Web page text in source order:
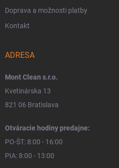
Doprava a možnosti platby
Kontakt
ADRESA
Mont Clean s.r.o.
Kvetinárska 13
821 06 Bratislava
Otváracie hodiny predajne:
PO-ŠT: 8:00 - 16:00
PIA: 8:00 - 13:00